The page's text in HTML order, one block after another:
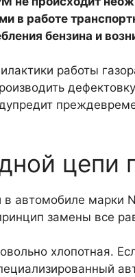
в работе
бензина и
работы
цепи
автомобиле марки
замены все
хлопотная.